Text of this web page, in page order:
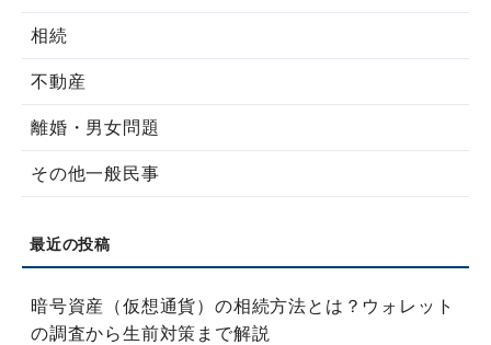
相続
不動産
離婚・男女問題
その他一般民事
暗号資産（仮想通貨）の相続方法とは？ウォレット
の調査から生前対策まで解説